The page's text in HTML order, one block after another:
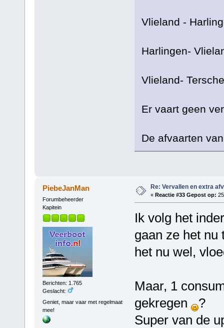
Vlieland -
Harlingen-
Vlieland-
Er vaart geen
De afvaarten
PiebeJanMan
Forumbeheerder
Kapitein
Berichten: 1.765
Geslacht:
Geniet, maar vaar met regelmaat
mee!
Re: Vervallen en extra
« Reactie #33 Gepost op:
Ik volg het
gaan ze het nu
het nu wel,
Maar, 1
gekregen
?
Super van de